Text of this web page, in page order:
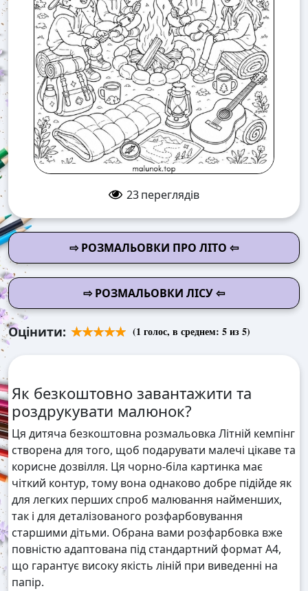
23переглядів
⇨ РОЗМАЛЬОВКИ ПРО ЛІТО ⇦
⇨ РОЗМАЛЬОВКИ ЛІСУ ⇦
Оцінити: (1 голос, в среднем: 5из 5)
Як безкоштовно завантажити та
роздрукувати малюнок?
Ця дитяча безкоштовна розмальовка Літній кемпінг
створена для того, щоб подарувати малечі цікаве та
корисне дозвілля. Ця чорно-біла картинка має
чіткий контур, тому вона однаково добре підійде як
для легких перших спроб малювання найменших,
так і для деталізованого розфарбовування
старшими дітьми. Обрана вами розфарбовка вже
повністю адаптована під стандартний формат А4,
що гарантує високу якість ліній при виведенні на
папір.